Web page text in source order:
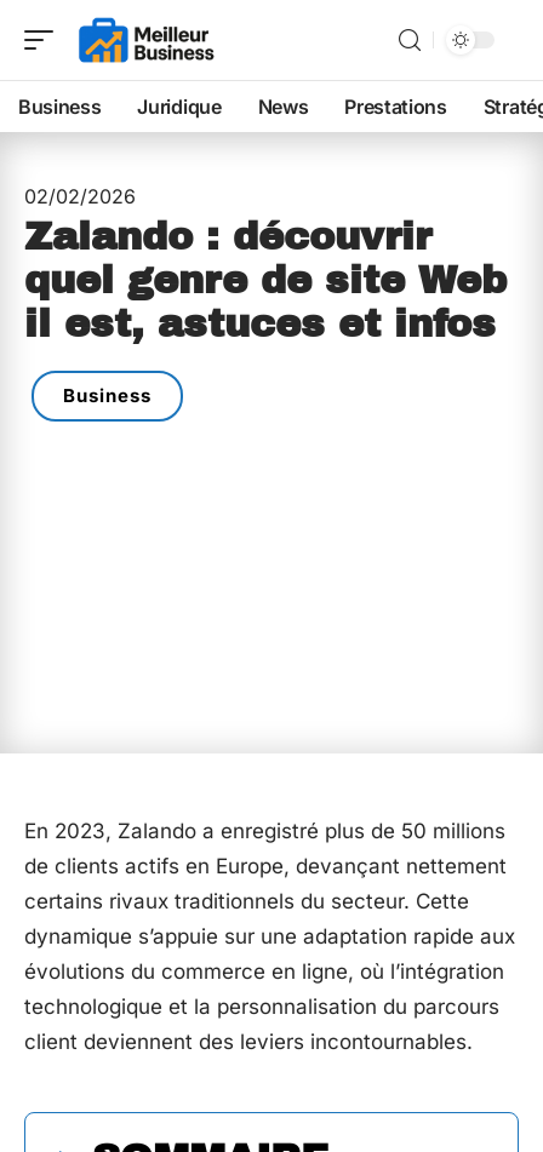
Business Juridique News Prestations
02/02/2026
Zalando : découvrir
quel genre de site Web
il est, astuces et infos
Business
En 2023, Zalando a enregistré plus de 50 millions
de clients actifs en Europe, devançant nettement
certains rivaux traditionnels du secteur. Cette
dynamique s’appuie sur une adaptation rapide aux
évolutions du commerce en ligne, où l’intégration
technologique et la personnalisation du parcours
client deviennent des leviers incontournables.